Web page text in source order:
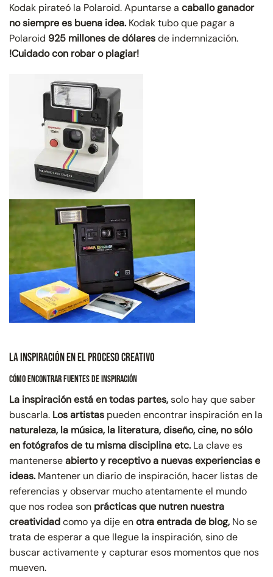
Kodak pirateó la Polaroid. Apuntarse a caballo ganador
no siempre es buena idea. Kodak tubo que pagar a
Polaroid 925 millones de dólaresde indemnización.
!Cuidado con robar o plagiar!
La Inspiración en el Proceso Creativo
Cómo Encontrar Fuentes de Inspiración
La inspiración está en todas partes,solo hay que saber
buscarla. Los artistas pueden encontrar inspiración en la
naturaleza, la música, la literatura, diseño, cine, no sólo
en fotógrafos de tu misma disciplina etc. La clave es
mantenerseabierto y receptivo a nuevas experiencias e
ideas. Mantener un diario de inspiración, hacer listas de
referencias y observar mucho atentamente el mundo
que nos rodea son prácticas que nutren nuestra
creatividadcomo ya dije enotraentrada de blog, No se
trata de esperar a que llegue la inspiración, sino de
buscar activamente y capturar esos momentos que nos
mueven.